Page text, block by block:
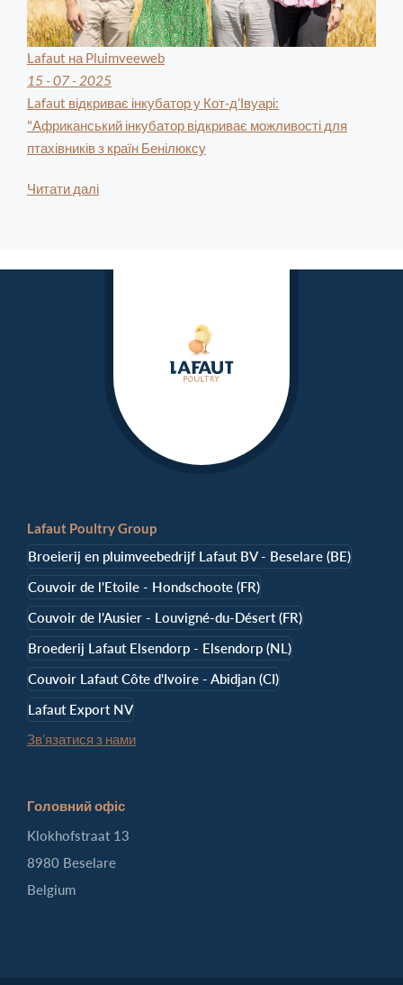
Lafaut на Pluimveeweb
15 - 07 - 2025
Lafaut відкриває інкубатор у Кот-д’Івуарі:
"Африканський інкубатор відкриває можливості для
птахівників з країн Бенілюксу
Читати далі
Lafaut Poultry Group
Broeierij en pluimveebedrijf Lafaut BV - Beselare (BE)
Couvoir de l'Etoile - Hondschoote (FR)
Couvoir de l'Ausier - Louvigné-du-Désert (FR)
Broederij Lafaut Elsendorp - Elsendorp (NL)
Couvoir Lafaut Côte d'Ivoire - Abidjan (CI)
Lafaut Export NV
Зв’язатися з нами
Головний офіс
Klokhofstraat 13
8980 Beselare
Belgium